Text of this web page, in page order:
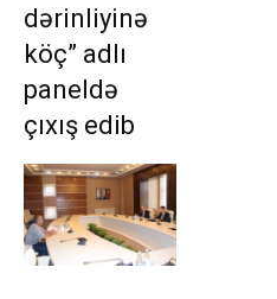
dərinliyinə
köç” adlı
paneldə
çıxış edib